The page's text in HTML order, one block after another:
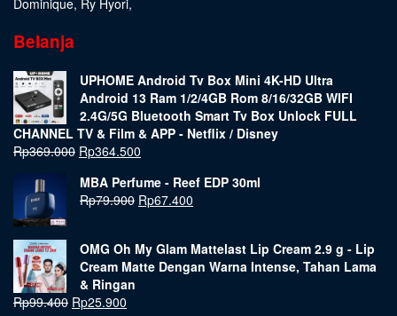
Belanja
UPHOME Android Tv Box Mini 4K-HD Ultra
Android 13 Ram 1/2/4GB Rom 8/16/32GB WIFI
2.4G/5G Bluetooth Smart Tv Box Unlock FULL
CHANNEL TV & Film & APP - Netflix / Disney
Rp369.000 Rp364.500
MBA Perfume - Reef EDP 30ml
Rp79.900 Rp67.400
OMG Oh My Glam Mattelast Lip Cream 2.9 g - Lip
Cream Matte Dengan Warna Intense, Tahan Lama
& Ringan
Rp99.400 Rp25.900